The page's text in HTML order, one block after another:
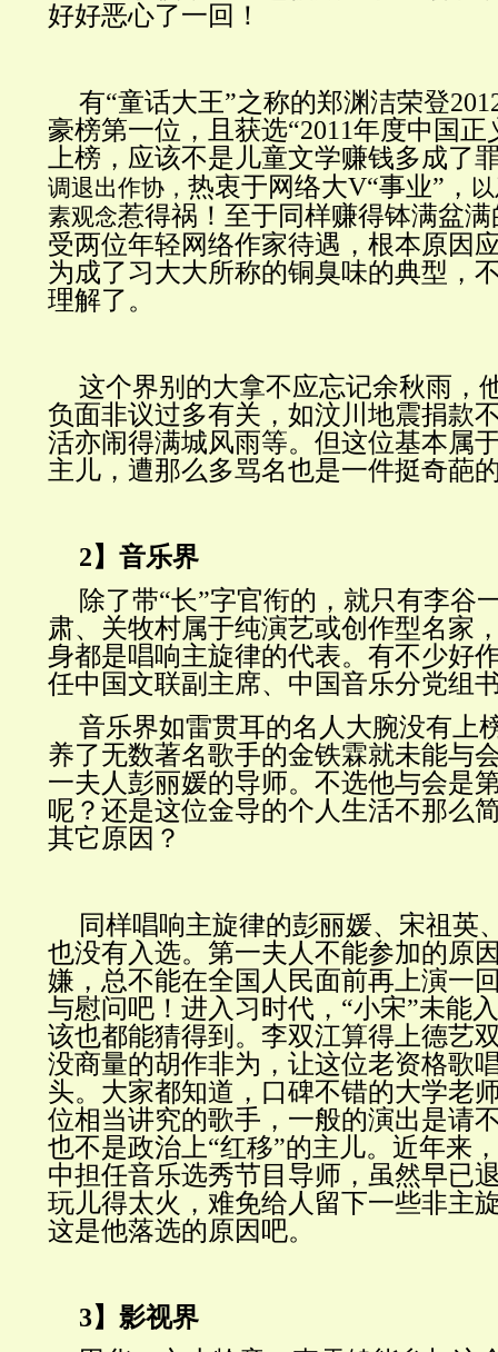
好好恶心了一回！
有“童话大王”之称的郑渊洁荣登
豪榜第一位，且获选“2011年度中国正
上榜，应该不是儿童文学赚钱多成了
调退出作协， 热衷于网络大V“事业”，
素观念惹得祸！至于同样赚得钵满盆
受两位年轻网络作家待遇，根本原因
为成了习大大所称的铜臭味的典型，
理解了。
这个界别的大拿不应忘记余秋雨，
负面非议过多有关，如汶川地震捐款
活亦闹得满城风雨等。但这位基本属
主儿，遭那么多骂名也是一件挺奇葩
2】音乐界
除了带“长”字官衔的，就只有李谷
肃、关牧村属于纯演艺或创作型名家
身都是唱响主旋律的代表。有不少好
任中国文联副主席、中国音乐分党组
音乐界如雷贯耳的名人大腕没有上
养了无数著名歌手的金铁霖就未能与
一夫人彭丽媛的导师。不选他与会是
呢？还是这位金导的个人生活不那么
其它原因？
同样唱响主旋律的彭丽媛、宋祖英
也没有入选。第一夫人不能参加的原
嫌，总不能在全国人民面前再上演一
与慰问吧！进入习时代，“小宋”未能
该也都能猜得到。李双江算得上德艺
没商量的胡作非为，让这位老资格歌
头。大家都知道，口碑不错的大学老
位相当讲究的歌手，一般的演出是请
也不是政治上“红移”的主儿。近年来
中担任音乐选秀节目导师，虽然早已
玩儿得太火，难免给人留下一些非主
这是他落选的原因吧。
3】影视界